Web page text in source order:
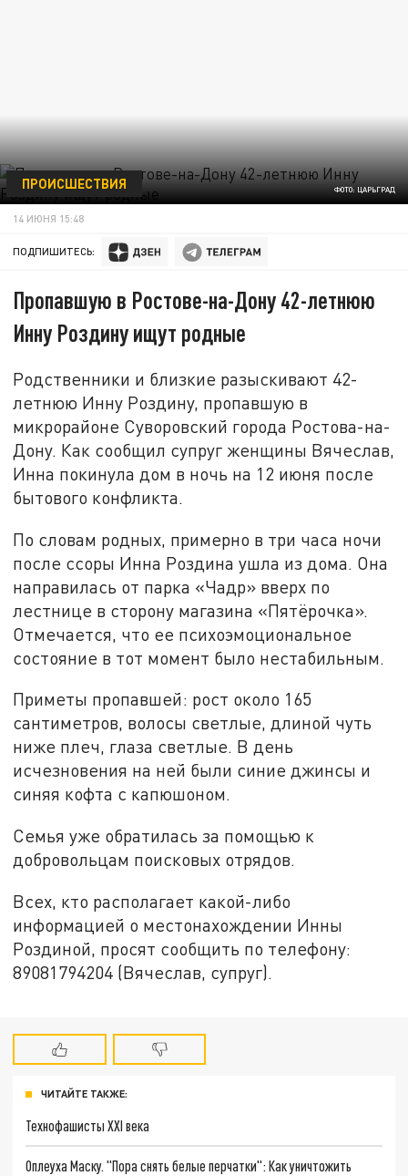
ФОТО: ЦАРЬГРАД
ПРОИСШЕСТВИЯ
14 ИЮНЯ 15:48
ПОДПИШИТЕСЬ:
Пропавшую в Ростове-на-Дону 42-летнюю
Инну Роздину ищут родные
Родственники и близкие разыскивают 42-
летнюю Инну Роздину, пропавшую в
микрорайоне Суворовский города Ростова-на-
Дону. Как сообщил супруг женщины Вячеслав,
Инна покинула дом в ночь на 12 июня после
бытового конфликта.
По словам родных, примерно в три часа ночи
после ссоры Инна Роздина ушла из дома. Она
направилась от парка «Чадр» вверх по
лестнице в сторону магазина «Пятёрочка».
Отмечается, что ее психоэмоциональное
состояние в тот момент было нестабильным.
Приметы пропавшей: рост около 165
сантиметров, волосы светлые, длиной чуть
ниже плеч, глаза светлые. В день
исчезновения на ней были синие джинсы и
синяя кофта с капюшоном.
Семья уже обратилась за помощью к
добровольцам поисковых отрядов.
Всех, кто располагает какой-либо
информацией о местонахождении Инны
Роздиной, просят сообщить по телефону:
89081794204 (Вячеслав, супруг).
ЧИТАЙТЕ ТАКЖЕ:
Технофашисты XXI века
Оплеуха Маску. "Пора снять белые перчатки": Как уничтожить